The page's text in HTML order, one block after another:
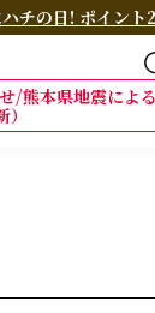
チの日! ポイント
/熊本県地震によ